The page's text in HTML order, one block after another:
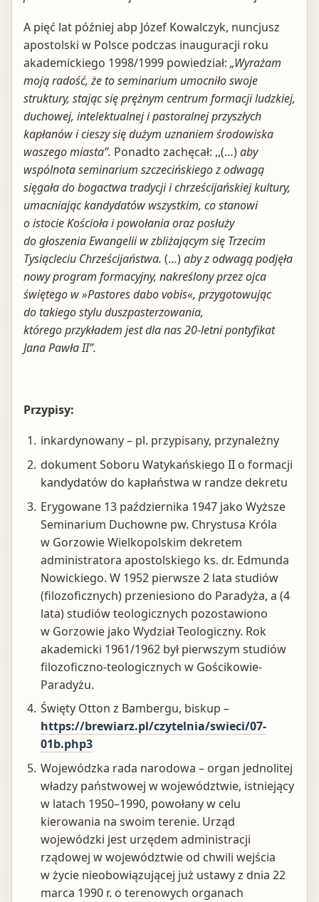
A pięć lat później abp Józef Kowalczyk, nuncjusz
apostolski w Polsce podczas inauguracji roku
akademickiego 1998/1999 powiedział: „Wyrażam
moją radość, że to seminarium umocniło swoje
struktury, stając się prężnym centrum formacji ludzkiej,
duchowej, intelektualnej i pastoralnej przyszłych
kapłanów i cieszy się dużym uznaniem środowiska
waszego miasta”. Ponadto zachęcał: ,,(…)aby
wspólnota seminarium szczecińskiego z odwagą
sięgała do bogactwa tradycji i chrześcijańskiej kultury,
umacniając kandydatów wszystkim, co stanowi
o istocie Kościoła i powołania oraz posłuży
do głoszenia Ewangelii w zbliżającym się Trzecim
Tysiącleciu Chrześcijaństwa. (…)aby z odwagą podjęła
nowy program formacyjny, nakreślony przez ojca
świętego w»Pastores dabo vobis«, przygotowując
do takiego stylu duszpasterzowania,
którego przykładem jest dla nas 20-letni pontyfikat
Jana Pawła II”.
Przypisy:
inkardynowany – pl. przypisany, przynależny
dokument Soboru Watykańskiego II o formacji
kandydatów do kapłaństwa w randze dekretu
Erygowane 13 października 1947 jako Wyższe
Seminarium Duchowne pw. Chrystusa Króla
w Gorzowie Wielkopolskim dekretem
administratora apostolskiego ks. dr. Edmunda
Nowickiego. W 1952 pierwsze 2 lata studiów
(filozoficznych) przeniesiono do Paradyża, a (4
lata) studiów teologicznych pozostawiono
w Gorzowie jako Wydział Teologiczny. Rok
akademicki 1961/1962 był pierwszym studiów
filozoficzno-teologicznych w Gościkowie-
Paradyżu.
Święty Otton z Bambergu, biskup –
https://brewiarz.pl/czytelnia/swieci/07-
01b.php3
Wojewódzka rada narodowa – organ jednolitej
władzy państwowej w województwie, istniejący
w latach 1950–1990, powołany w celu
kierowania na swoim terenie. Urząd
wojewódzki jest urzędem administracji
rządowej w województwie od chwili wejścia
w życie nieobowiązującej już ustawy z dnia 22
marca 1990 r. o terenowych organach